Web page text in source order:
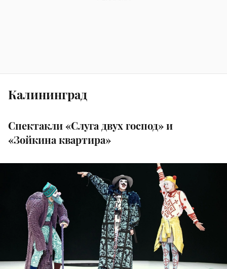
Калининград
Спектакли «Слуга двух господ» и
«Зойкина квартира»